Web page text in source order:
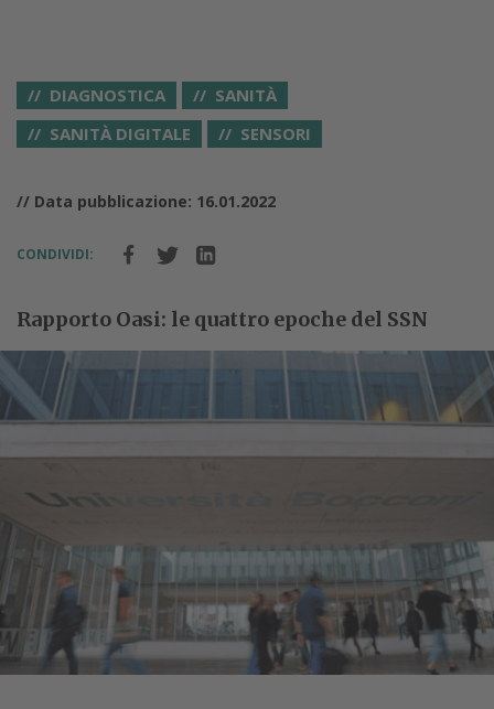
DIAGNOSTICA
SANITÀ
SANITÀ DIGITALE
SENSORI
// Data pubblicazione: 16.01.2022
CONDIVIDI:
Rapporto Oasi: le quattro epoche del SSN